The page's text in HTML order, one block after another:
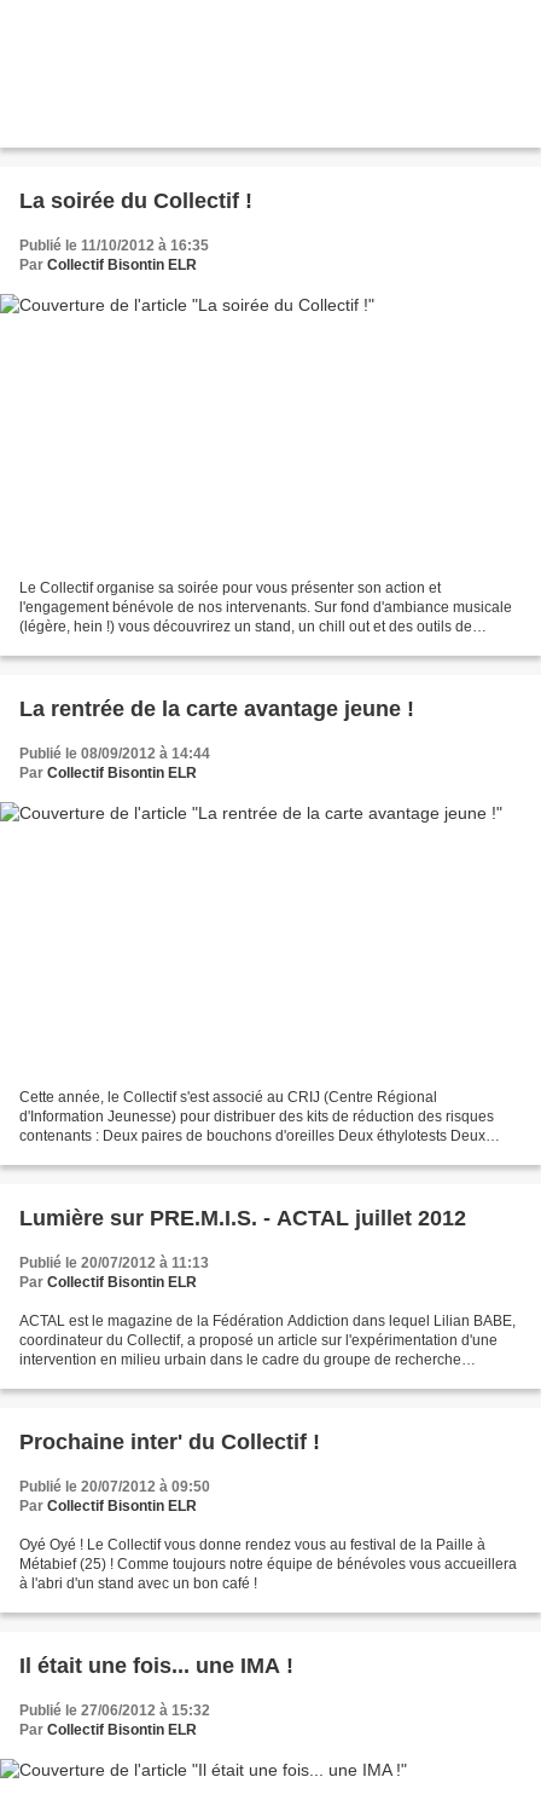
La soirée du Collectif !
Publié le 11/10/2012 à 16:35
Par Collectif Bisontin ELR
Le Collectif organise sa soirée pour vous présenter son action et
l'engagement bénévole de nos intervenants. Sur fond d'ambiance musicale
(légère, hein !) vous découvrirez un stand, un chill out et des outils de
La rentrée de la carte avantage jeune !
Publié le 08/09/2012 à 14:44
Par Collectif Bisontin ELR
Cette année, le Collectif s'est associé au CRIJ (Centre Régional
d'Information Jeunesse) pour distribuer des kits de réduction des risques
contenants : Deux paires de bouchons d'oreilles Deux éthylotests Deux
Lumière sur PRE.M.I.S. - ACTAL juillet 2012
Publié le 20/07/2012 à 11:13
Par Collectif Bisontin ELR
ACTAL est le magazine de la Fédération Addiction dans lequel Lilian BABE,
coordinateur du Collectif, a proposé un article sur l'expérimentation d'une
intervention en milieu urbain dans le cadre du groupe de recherche
Prochaine inter' du Collectif !
Publié le 20/07/2012 à 09:50
Par Collectif Bisontin ELR
Oyé Oyé ! Le Collectif vous donne rendez vous au festival de la Paille à
Métabief (25) ! Comme toujours notre équipe de bénévoles vous accueillera
à l'abri d'un stand avec un bon café !
Il était une fois... une IMA !
Publié le 27/06/2012 à 15:32
Par Collectif Bisontin ELR